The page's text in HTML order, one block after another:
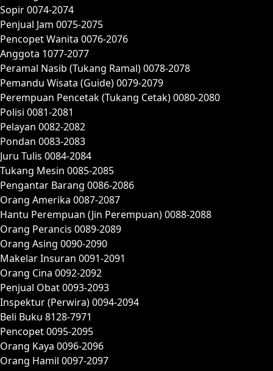
Sopir 0074-2074
Penjual Jam 0075-2075
Pencopet Wanita 0076-2076
Anggota 1077-2077
Peramal Nasib (Tukang Ramal) 0078-2078
Pemandu Wisata (Guide) 0079-2079
Perempuan Pencetak (Tukang Cetak) 0080-2080
Polisi 0081-2081
Pelayan 0082-2082
Pondan 0083-2083
Juru Tulis 0084-2084
Tukang Mesin 0085-2085
Pengantar Barang 0086-2086
Orang Amerika 0087-2087
Hantu Perempuan (Jin Perempuan) 0088-2088
Orang Perancis 0089-2089
Orang Asing 0090-2090
Makelar Insuran 0091-2091
Orang Cina 0092-2092
Penjual Obat 0093-2093
Inspektur (Perwira) 0094-2094
Beli Buku 8128-7971
Pencopet 0095-2095
Orang Kaya 0096-2096
Orang Hamil 0097-2097